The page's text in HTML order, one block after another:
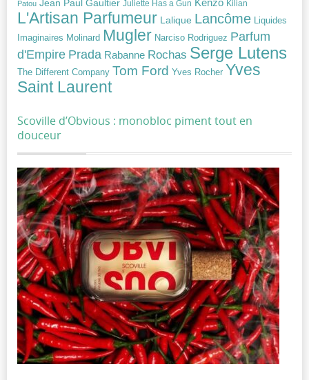
Patou Jean Paul Gaultier Juliette Has a Gun Kenzo Kilian
L'Artisan Parfumeur Lalique Lancôme Liquides
Imaginaires Molinard Mugler Narciso Rodriguez Parfum
d'Empire Prada Rabanne Rochas Serge Lutens
The Different Company Tom Ford Yves Rocher Yves
Saint Laurent
Scoville d’Obvious : monobloc piment tout en
douceur